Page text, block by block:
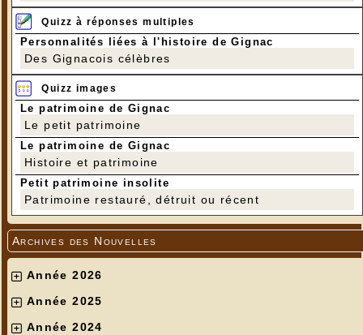
Quizz à réponses multiples
Personnalités liées à l'histoire de Gignac
Des Gignacois célèbres
Quizz images
Le patrimoine de Gignac
Le petit patrimoine
Le patrimoine de Gignac
Histoire et patrimoine
Petit patrimoine insolite
Patrimoine restauré, détruit ou récent
Archives des Nouvelles
Année 2026
Année 2025
Année 2024